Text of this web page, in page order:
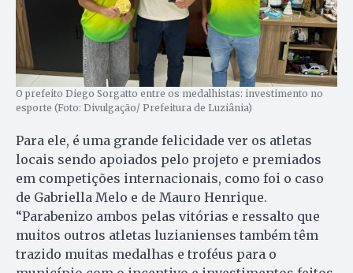
O prefeito Diego Sorgatto entre os medalhistas: investimento no
esporte (Foto: Divulgação/ Prefeitura de Luziânia)
Para ele, é uma grande felicidade ver os atletas
locais sendo apoiados pelo projeto e premiados
em competições internacionais, como foi o caso
de Gabriella Melo e de Mauro Henrique.
“Parabenizo ambos pelas vitórias e ressalto que
muitos outros atletas luzianienses também têm
trazido muitas medalhas e troféus para o